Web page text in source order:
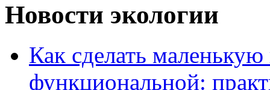
Новости экологии
Как сделать
функциональной: